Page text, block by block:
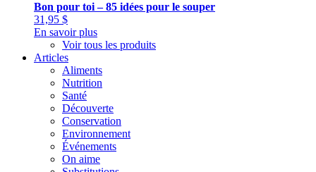
Bon pour toi – 85 idées pour le souper
31,95 $
En savoir plus
Voir tous les produits
Articles
Aliments
Nutrition
Santé
Découverte
Conservation
Environnement
Événements
On aime